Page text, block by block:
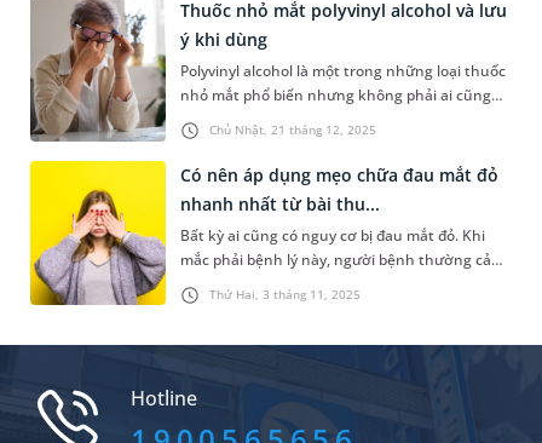
để phục hồi sức khỏe thị lực.
Chủ Nhật, 21 tháng 12, 2025
Thuốc nhỏ mắt polyvinyl alcohol và lưu
ý khi dùng
Polyvinyl alcohol là một trong những loại thuốc
nhỏ mắt phổ biến nhưng không phải ai cũng
hiểu rõ về sản phẩm này. Bài viết dưới đây sẽ
giúp bạn hiểu rõ hơn về loại thuốc nhỏ mắt này
và những lưu ý khi sử dụng để thuốc phát huy
hiệu quả, hạn chế rủi ro về sức khỏe.
Thứ Hai, 3 tháng 11, 2025
Có nên áp dụng mẹo chữa đau mắt đỏ
nhanh nhất​ từ bài thu...
Bất kỳ ai cũng có nguy cơ bị đau mắt đỏ. Khi
mắc phải bệnh lý này, người bệnh thường cảm
thấy khó chịu, thị lực ít nhiều bị ảnh hưởng.
Ngoài điều trị bằng thuốc theo hướng dẫn của
đau mắt đỏ nhanh nhất theo kinh nghiệm
chữa trị này không?
Hotline